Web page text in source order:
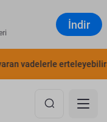
İndir
vadelerle